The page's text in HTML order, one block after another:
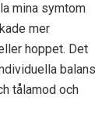
mina symtom
mer
hoppet. Det
balans
tålamod och